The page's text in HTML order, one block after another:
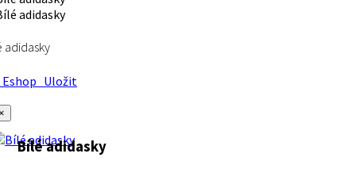
adidasky
Uložit
Bílé adidasky